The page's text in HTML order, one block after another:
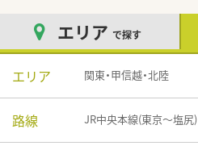
エリア で探す
エリア 関東・甲信越・北陸
路線 JR中央本線(東京～塩尻)